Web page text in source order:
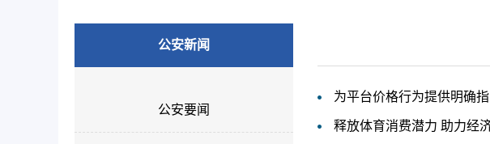
公安新闻
公安要闻
为平台价格行为提供明确指
释放体育消费潜力 助力经